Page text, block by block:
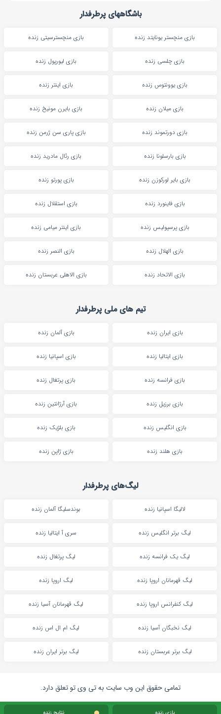
باشگاههای پرطرفدار
بازی منچستر یونایتد زنده بازی منچسترسیتی زنده
بازی چلسی زنده بازی لیورپول زنده
بازی یوونتوس زنده بازی اینتر زنده
بازی میلان زنده بازی بایرن مونیخ زنده
بازی دورتموند زنده بازی پاری سن ژرمن زنده
بازی بارسلونا زنده بازی رئال مادرید زنده
بازی بایر لورکوزن زنده بازی پورتو زنده
بازی فاینورد زنده بازی استقلال زنده
بازی پرسپولیس زنده بازی اینتر میامی زنده
بازی الهلال زنده بازی النصر زنده
بازی الاتحاد زنده بازی الاهلی عربستان زنده
تیم های ملی پرطرفدار
بازی ایران زنده بازی آلمان زنده
بازی ایتالیا زنده بازی اسپانیا زنده
بازی فرانسه زنده بازی پرتغال زنده
بازی برزیل زنده بازی آرژانتین زنده
بازی انگلیس زنده بازی بلژیک زنده
بازی هلند زنده بازی ژاپن زنده
لیگ‌های پرطرفدار
لالیگا اسپانیا زنده بوندسلیگا آلمان زنده
لیگ برتر انگلیس زنده سری آ ایتالیا زنده
لیگ یک فرانسه زنده لیگ پرتغال زنده
لیگ قهرمانان اروپا زنده لیگ اروپا زنده
لیگ کنفرانس اروپا زنده لیگ قهرمانان آسیا زنده
لیگ نخبگان آسیا زنده لیگ ام ال اس زنده
لیگ برتر عربستان زنده لیگ برتر ایران زنده
تمامی حقوق این وب سایت به تی وی تو تعلق دارد.